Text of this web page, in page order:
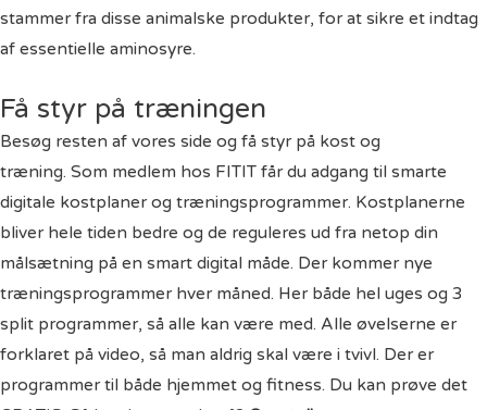
stammer fra disse animalske produkter, for at sikre et indtag
af essentielle aminosyre.
Få styr på træningen
Besøg resten af vores side og få styr på kost og
træning. Som medlem hos FITIT får du adgang til smarte
digitale kostplaner og træningsprogrammer. Kostplanerne
bliver hele tiden bedre og de reguleres ud fra netop din
målsætning på en smart digital måde. Der kommer nye
træningsprogrammer hver måned. Her både hel uges og 3
split programmer, så alle kan være med. Alle øvelserne er
forklaret på video, så man aldrig skal være i tvivl. Der er
programmer til både hjemmet og fitness. Du kan prøve det